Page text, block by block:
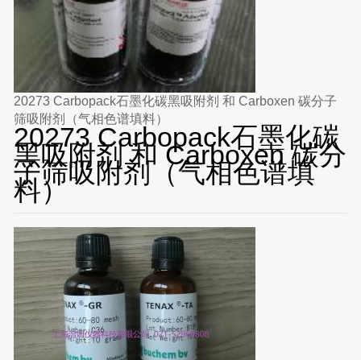
20273 Carbopack石墨化碳黑吸附剂 和 Carboxen 碳分子
筛吸附剂（气相色谱填料）
20273 Carbopack石墨化碳
黑吸附剂 和 Carboxen 碳分
子筛吸附剂（气相色谱填
料）